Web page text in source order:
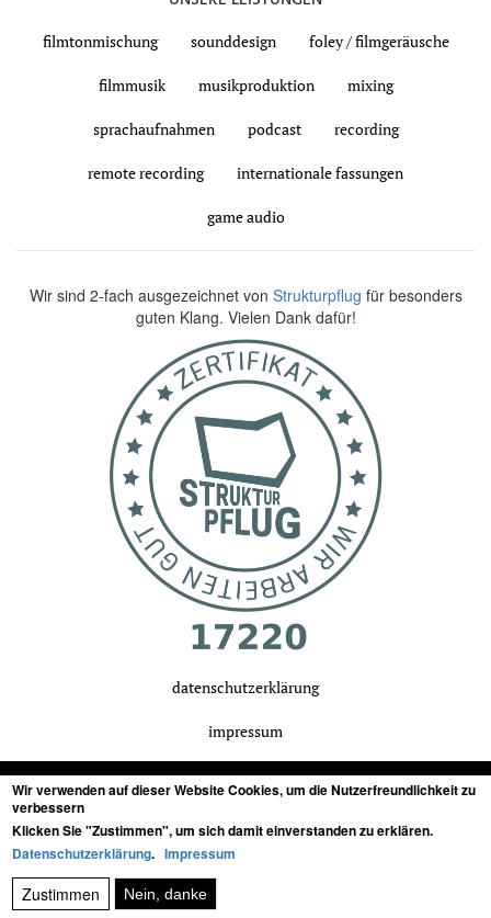
filmtonmischung sounddesign foley / filmgeräusche
filmmusik musikproduktion mixing
sprachaufnahmen podcast recording
remote recording internationale fassungen
game audio
Wir sind 2-fach ausgezeichnet von Strukturpflug für besonders
guten Klang. Vielen Dank dafür!
datenschutzerklärung
impressum
tonstudio in stuttgart, baden-württemberg
audiopostproduktion von film, musik, games
Wir verwenden auf dieser Website Cookies, um die Nutzerfreundlichkeit zu
verbessern
Klicken Sie "Zustimmen", um sich damit einverstanden zu erklären.
Datenschutzerklärung.Impressum
Zustimmen Nein, danke